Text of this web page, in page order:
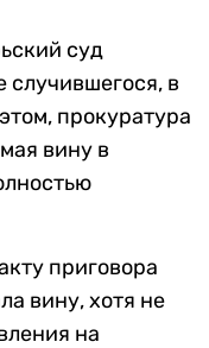
суд
случившегося, в
прокуратура
вину в
приговора
вину, хотя не
на